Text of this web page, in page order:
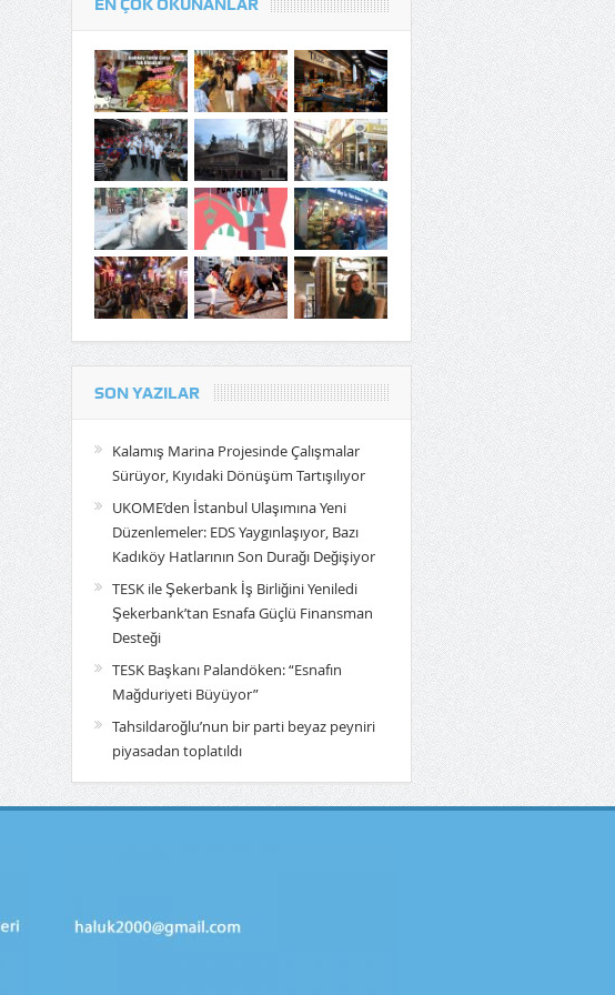
EN ÇOK OKUNANLAR
SON YAZILAR
Kalamış Marina Projesinde Çalışmalar
Sürüyor, Kıyıdaki Dönüşüm Tartışılıyor
UKOME’den İstanbul Ulaşımına Yeni
Düzenlemeler: EDS Yaygınlaşıyor, Bazı
Kadıköy Hatlarının Son Durağı Değişiyor
TESK ile Şekerbank İş Birliğini Yeniledi
Şekerbank’tan Esnafa Güçlü Finansman
Desteği
TESK Başkanı Palandöken: “Esnafın
Mağduriyeti Büyüyor”
Tahsildaroğlu’nun bir parti beyaz peyniri
piyasadan toplatıldı